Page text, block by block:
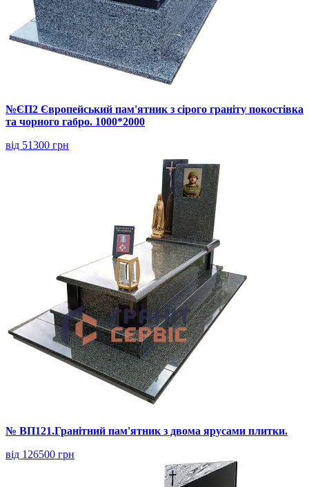
№ЄП2 Європейський пам'ятник з сірого граніту покостівка
та чорного габро. 1000*2000
від 51300 грн
№ ВП121.Гранітний пам'ятник з двома ярусами плитки.
від 126500 грн